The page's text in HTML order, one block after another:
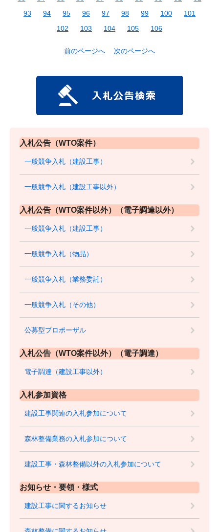
93
94 95 96 97 98 99 100
101
102
103 104 105 106
前のページへ 次のページへ
入札公告（WTO案件）
一般競争入札（建設工事）
一般競争入札（建設工事以外）
入札公告（WTO案件以外）（電子調達以外）
一般競争入札（建設工事）
一般競争入札（物品）
一般競争入札（業務委託）
一般競争入札（その他）
公募型プロポーザル
入札公告（WTO案件以外）（電子調達）
電子調達（建設工事以外）
入札参加資格
建設工事関連の入札参加について
森林整備業務の入札参加について
建設工事・森林整備以外の入札参加について
お知らせ・要領・様式
建設工事に関するお知らせ